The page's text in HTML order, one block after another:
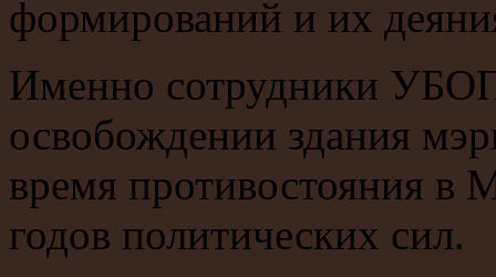
формирований и их
Именно сотрудники
освобождении здания
время противостояния в
годов политических сил.